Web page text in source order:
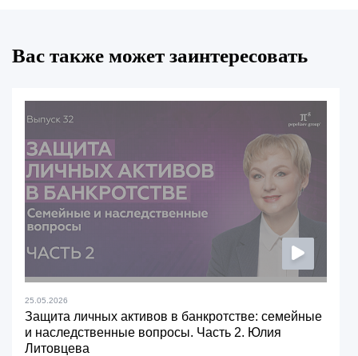
Вас также может заинтересовать
25.05.2026
Защита личных активов в банкротстве: семейные
и наследственные вопросы. Часть 2. Юлия
Литовцева